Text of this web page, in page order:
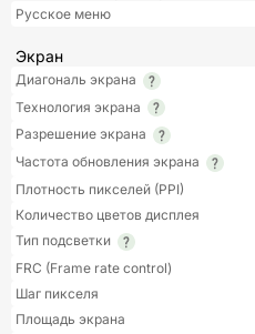
Русское меню
Экран
Диагональ экрана
Технология экрана
Разрешение экрана
Частота обновления экрана
Плотность пикселей (PPI)
Количество цветов дисплея
Тип подсветки
FRC (Frame rate control)
Шаг пикселя
Площадь экрана